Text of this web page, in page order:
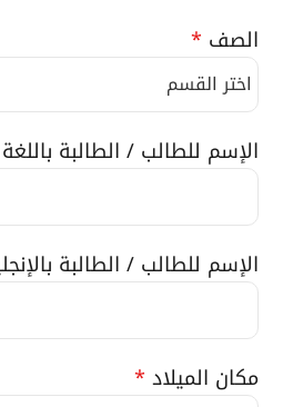
الصف *
اختر القسم
الإسم للطالب / الطالبة باللغة
الإسم للطالب / الطالبة
مكان الميلاد *